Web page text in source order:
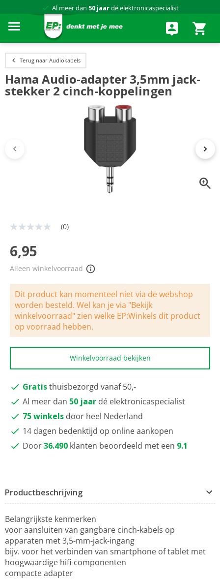
Al meer dan 50 jaardé elektronicaspecialist
Terug naar Audiokabels
Hama Audio-adapter 3,5mm jack-
stekker 2 cinch-koppelingen
Geen
Dezelfde
paginalink.
(0)
6,95
Alleen winkelvoorraad
Dit product kan momenteel niet via de webshop
worden besteld. Wel kan je via "Bekijk
winkelvoorraad" zien welke EP:Winkels dit product
op voorraad hebben.
Winkelvoorraad bekijken
Gratisthuisbezorgd vanaf 50,-
Al meer dan 50 jaar dé elektronicaspecialist
75 winkels door heel Nederland
14 dagen bedenktijd op online aankopen
Door36.490 klanten beoordeeld met een 9.1
Productbeschrijving
Belangrijkste kenmerken
voor aansluiten van gangbare cinch-kabels op
apparaten met 3,5-mm-jack-ingang
bijv. voor het verbinden van smartphone of tablet met
hoogwaardige hifi-componenten
compacte adapter